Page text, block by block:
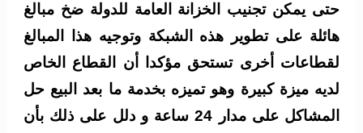
حتى يمكن تجنيب الخزانة العامة للدولة ضخ مبالغ
هائلة على تطوير هذه الشبكة وتوجيه هذا المبالغ
لقطاعات أخرى تستحق مؤكدا أن القطاع الخاص
لديه ميزة كبيرة وهو تميزه بخدمة ما بعد البيع حل
المشاكل على مدار 24 ساعة و دلل على ذلك بأن